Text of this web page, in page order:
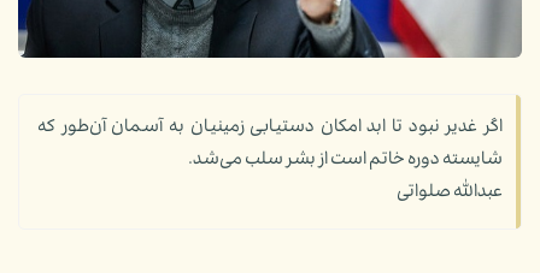
اگر غدیر نبود تا ابد امکان دستیابی زمینیان به آسمان آن‌طور که
شایسته دوره خاتم است از بشر سلب می‌شد.
عبدالله صلواتی